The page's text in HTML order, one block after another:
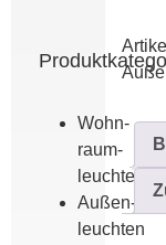
Wohn­
raum­
leuchten
Außen­
leuchten